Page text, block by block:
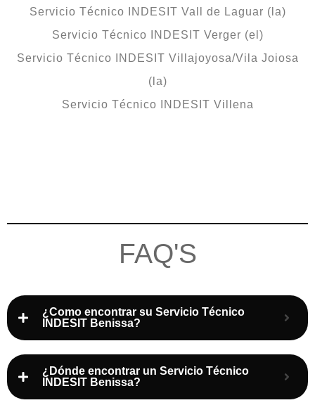
Servicio Técnico INDESIT Vall de Laguar (la)
Servicio Técnico INDESIT Verger (el)
Servicio Técnico INDESIT Villajoyosa/Vila Joiosa
(la)
Servicio Técnico INDESIT Villena
FAQ'S
¿Como encontrar su Servicio Técnico
INDESIT Benissa?
¿Dónde encontrar un Servicio Técnico
INDESIT Benissa?